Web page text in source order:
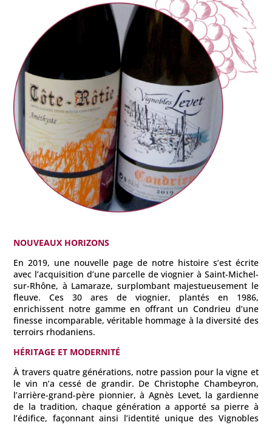
NOUVEAUX HORIZONS
En 2019, une nouvelle page de notre histoire s’est écrite
avec l’acquisition d’une parcelle de viognier à Saint-Michel-
sur-Rhône, à Lamaraze, surplombant majestueusement le
fleuve. Ces 30 ares de viognier, plantés en 1986,
enrichissent notre gamme en offrant un Condrieu d’une
finesse incomparable, véritable hommage à la diversité des
terroirs rhodaniens.
HÉRITAGE ET MODERNITÉ
À travers quatre générations, notre passion pour la vigne et
le vin n’a cessé de grandir. De Christophe Chambeyron,
l’arrière-grand-père pionnier, à Agnès Levet, la gardienne
de la tradition, chaque génération a apporté sa pierre à
l’édifice, façonnant ainsi l’identité unique des Vignobles